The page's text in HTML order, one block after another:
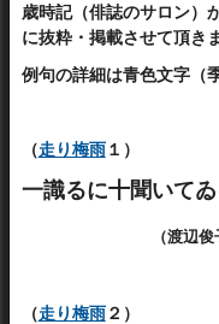
歳時記（俳誌のサロン）
に抜粋・掲載させて頂きま
例句の詳細は青色文字（
（走り梅雨１）
一識るに十聞いて
（渡辺俊
（走り梅雨２）